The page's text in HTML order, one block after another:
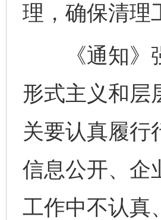
理，确保清理
《通知》强
形式主义和层
关要认真履行
信息公开、企
工作中不认真